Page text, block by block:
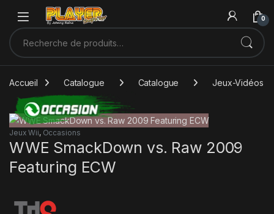
Sauter à la navigation
Skip to content
0
Recherche pour :
Accueil Catalogue Catalogue Jeux-Vidéos
Jeux Wii, Occasions
WWE SmackDown vs. Raw 2009
Featuring ECW